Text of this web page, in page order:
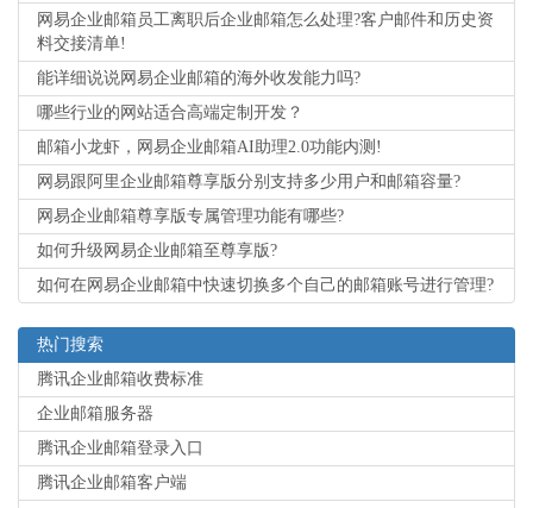
网易企业邮箱员工离职后企业邮箱怎么处理?客户邮件和历史资
料交接清单!
能详细说说网易企业邮箱的海外收发能力吗?
哪些行业的网站适合高端定制开发？
邮箱小龙虾，网易企业邮箱AI助理2.0功能内测!
网易跟阿里企业邮箱尊享版分别支持多少用户和邮箱容量?
网易企业邮箱尊享版专属管理功能有哪些?
如何升级网易企业邮箱至尊享版?
如何在网易企业邮箱中快速切换多个自己的邮箱账号进行管理?
热门搜索
腾讯企业邮箱收费标准
企业邮箱服务器
腾讯企业邮箱登录入口
腾讯企业邮箱客户端